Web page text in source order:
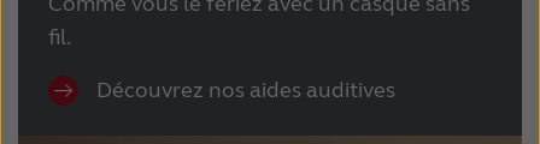
fil.
Découvrez nos aides auditives